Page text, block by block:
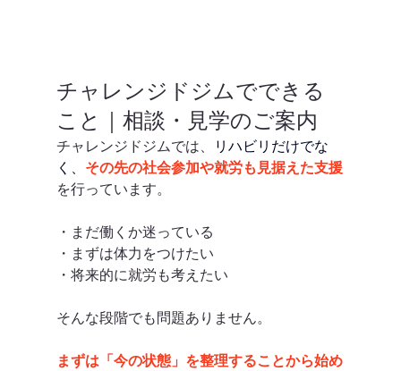
チャレンジドジムでできる
こと｜相談・見学のご案内
チャレンジドジムでは、
リハビリだけでな
く、 その先の社会参加や就労も見据えた支援
を行っています。
・まだ働くか迷っている
・まずは体力をつけたい
・将来的に就労も考えたい
そんな段階でも問題ありません。
まずは「今の状態」を整理することから始め